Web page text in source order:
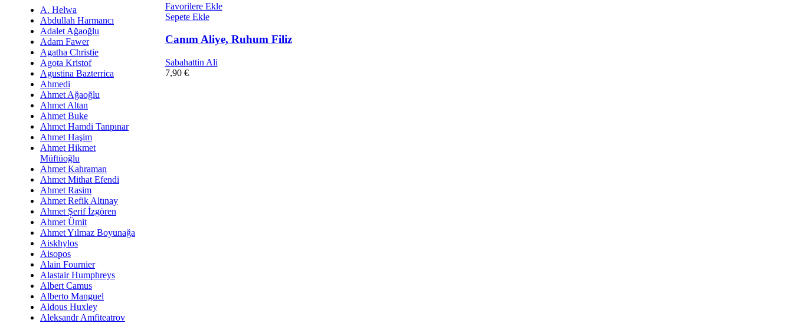
A. Helwa
Abdullah Harmancı
Adalet Ağaoğlu
Adam Fawer
Agatha Christie
Agota Kristof
Agustina Bazterrica
Ahmedi
Ahmet Ağaoğlu
Ahmet Altan
Ahmet Buke
Ahmet Hamdi Tanpınar
Ahmet Haşim
Ahmet Hikmet
Müftüoğlu
Ahmet Kahraman
Ahmet Mithat Efendi
Ahmet Rasim
Ahmet Refik Altınay
Ahmet Şerif İzgören
Ahmet Ümit
Ahmet Yılmaz Boyunağa
Aiskhylos
Aisopos
Alain Fournier
Alastair Humphreys
Albert Camus
Alberto Manguel
Aldous Huxley
Aleksandr Amfiteatrov
Favorilere Ekle
Sepete Ekle
Canım Aliye, Ruhum Filiz
Sabahattin Ali
7,90 €